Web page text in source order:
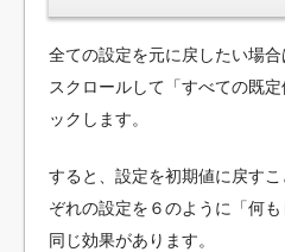
全ての設定を元に戻したい場
スクロールして「すべての既
ックします。
すると、設定を初期値に戻す
ぞれの設定を６のように「何
同じ効果があります。